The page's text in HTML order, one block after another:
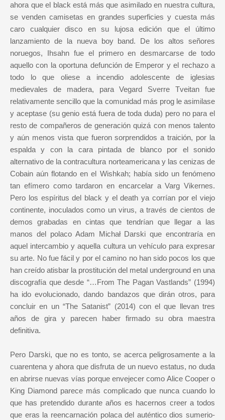
ahora que el black está más que asimilado en nuestra cultura,
se venden camisetas en grandes superficies y cuesta más
caro cualquier disco en su lujosa edición que el último
lanzamiento de la nueva boy band. De los altos señores
noruegos, Ihsahn fue el primero en desmarcarse de todo
aquello con la oportuna defunción de Emperor y el rechazo a
todo lo que oliese a incendio adolescente de iglesias
medievales de madera, para Vegard Sverre Tveitan fue
relativamente sencillo que la comunidad más prog le asimilase
y aceptase (su genio está fuera de toda duda) pero no para el
resto de compañeros de generación quizá con menos talento
y aún menos vista que fueron sorprendidos a traición, por la
espalda y con la cara pintada de blanco por el sonido
alternativo de la contracultura norteamericana y las cenizas de
Cobain aún flotando en el Wishkah; había sido un fenómeno
tan efímero como tardaron en encarcelar a Varg Vikernes.
Pero los espíritus del black y el death ya corrían por el viejo
continente, inoculados como un virus, a través de cientos de
demos grabadas en cintas que tendrían que llegar a las
manos del polaco Adam Michał Darski que encontraría en
aquel intercambio y aquella cultura un vehículo para expresar
su arte. No fue fácil y por el camino no han sido pocos los que
han creído atisbar la prostitución del metal underground en una
discografía que desde “…From The Pagan Vastlands” (1994)
ha ido evolucionado, dando bandazos que dirán otros, para
concluir en un “The Satanist” (2014) con el que llevan tres
años de gira y parecen haber firmado su obra maestra
definitiva.
Pero Darski, que no es tonto, se acerca peligrosamente a la
cuarentena y ahora que disfruta de un nuevo estatus, no duda
en abrirse nuevas vías porque envejecer como Alice Cooper o
King Diamond parece más complicado que nunca cuando lo
que has pretendido durante años es hacernos creer a todos
que eras la reencarnación polaca del auténtico dios sumerio-